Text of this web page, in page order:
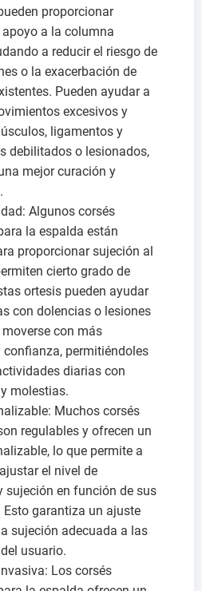
proporcionar
a la columna
a reducir el riesgo de
o la exacerbación de
Pueden ayudar a
excesivos y
ligamentos y
debilitados o lesionados,
mejor curación y
Algunos corsés
la espalda están
proporcionar sujeción al
cierto grado de
ortesis pueden ayudar
con dolencias o lesiones
con más
permitiéndoles
diarias con
molestias.
Muchos corsés
regulables y ofrecen un
lo que permite a
el nivel de
sujeción en función de sus
Esto garantiza un ajuste
sujeción adecuada a las
usuario.
Los corsés